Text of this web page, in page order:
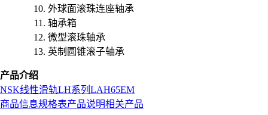
外球面滚珠连座轴承
轴承箱
微型滚珠轴承
英制圆锥滚子轴承
产品介绍
NSK线性滑轨LH系列 LAH65EM
商品信息规格表产品说明相关产品